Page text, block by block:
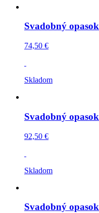
Svadobný
74,50 €
Skladom
Svadobný
92,50 €
Skladom
Svadobný